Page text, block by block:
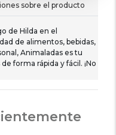
sobre el producto
de Hilda en el
de alimentos, bebidas,
Animaladas es tu
forma rápida y fácil. ¡No